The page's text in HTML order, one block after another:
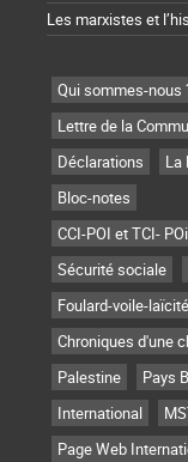
Les marxistes et
Qui sommes-nous
Lettre de la
Déclarations
La
Bloc-notes
CCI-POI et TCI-
Sécurité sociale
Foulard-voile-
Chroniques d'une
Palestine
Pays
International
Page Web